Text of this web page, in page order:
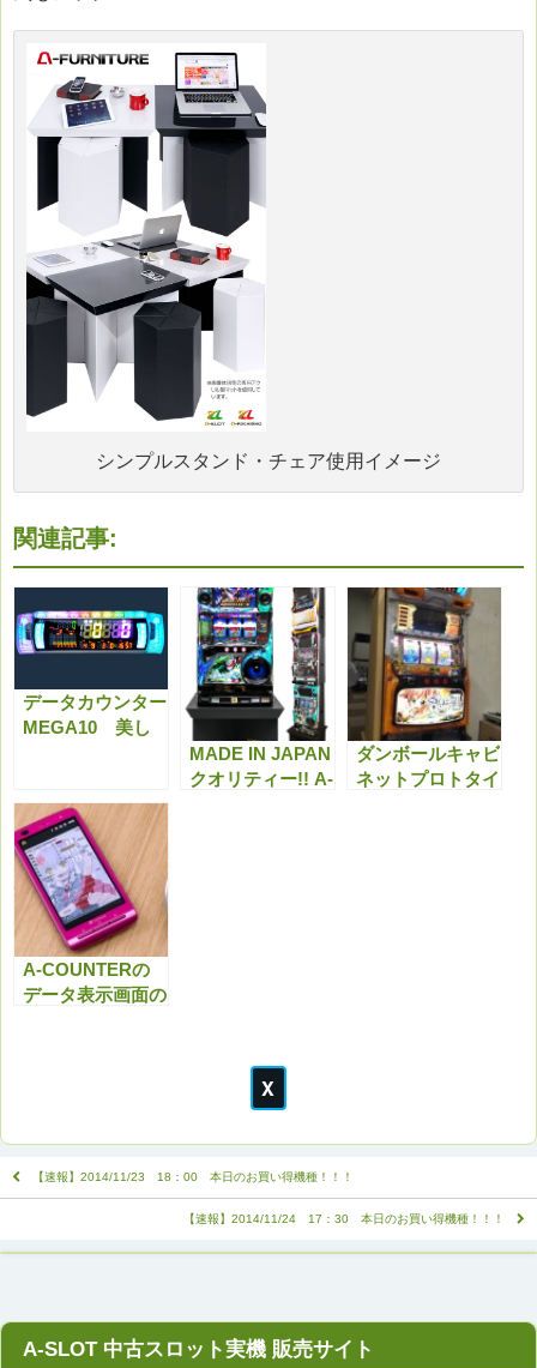
シンプルスタンド・チェア使用イメージ
関連記事:
データカウンター
MEGA10 美し
MADE IN JAPAN
クオリティー!! A-
ダンボールキャビ
ネットプロトタイ
A‐COUNTERの
データ表示画面の
【速報】2014/11/23 18：00 本日のお買い得機種！！！
【速報】2014/11/24 17：30 本日のお買い得機種！！！
A-SLOT 中古スロット実機 販売サイト